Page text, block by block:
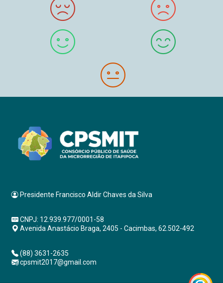
Presidente Francisco Aldir Chaves da Silva
CNPJ: 12.939.977/0001-58
Avenida Anastácio Braga, 2405 - Cacimbas, 62.502-492
(88) 3631-2635
cpsmit2017@gmail.com